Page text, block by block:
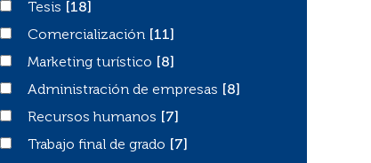
TesisTesis
[18]
Comercialización
Comercialización
[11]
Marketing turístico
Marketing turístico
[8]
Administración de empresas
Administración de empresas
[8]
Recursos humanos
Recursos humanos
[7]
Trabajo final de grado
Trabajo final de grado
[7]